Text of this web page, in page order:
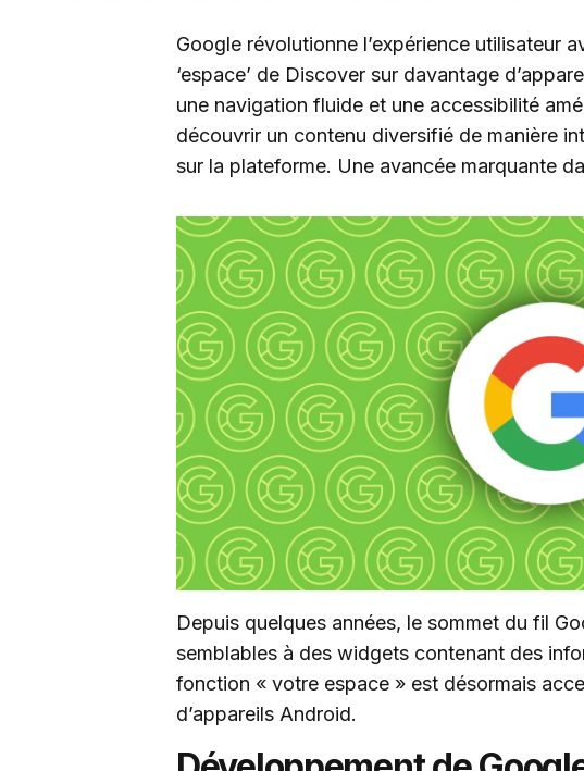
Google révolutionne l’expérience utilisateur
‘espace’ de Discover sur davantage
une navigation fluide et une accessibilité
découvrir un contenu diversifié de manière
sur la plateforme. Une avancée marquante
Depuis quelques années, le sommet du fil
semblables à des widgets contenant des
fonction « votre espace » est désormais
d’appareils Android.